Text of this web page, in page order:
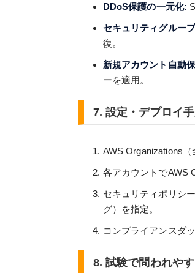
DDoS保護の一元化:
セキュリティグルー
復。
新規アカウント自動
ーを適用。
7. 設定・デプロイ
AWS Organizations
各アカウントでAWS
セキュリティポリシ
グ）を指定。
コンプライアンスダ
8. 試験で問われや